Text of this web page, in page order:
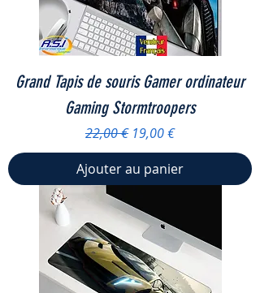
Grand Tapis de souris Gamer ordinateur
Gaming Stormtroopers
Prix original
22,00 € Prix promotionnel
19,00 €
Ajouter au panier